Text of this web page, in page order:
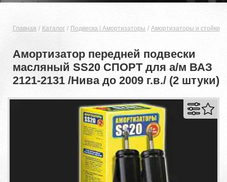
Главная Каталог Подвеска | Амортизаторы Амортизаторы и стойки
Амортизатор передней подвески
масляный SS20 СПОРТ для а/м ВАЗ
2121-2131 /Нива до 2009 г.в./ (2 штуки)